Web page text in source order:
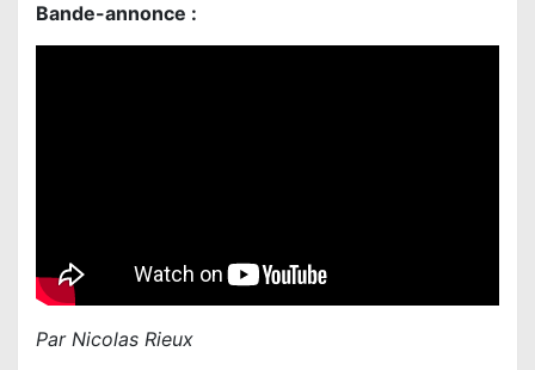
Bande-annonce :
Par Nicolas Rieux